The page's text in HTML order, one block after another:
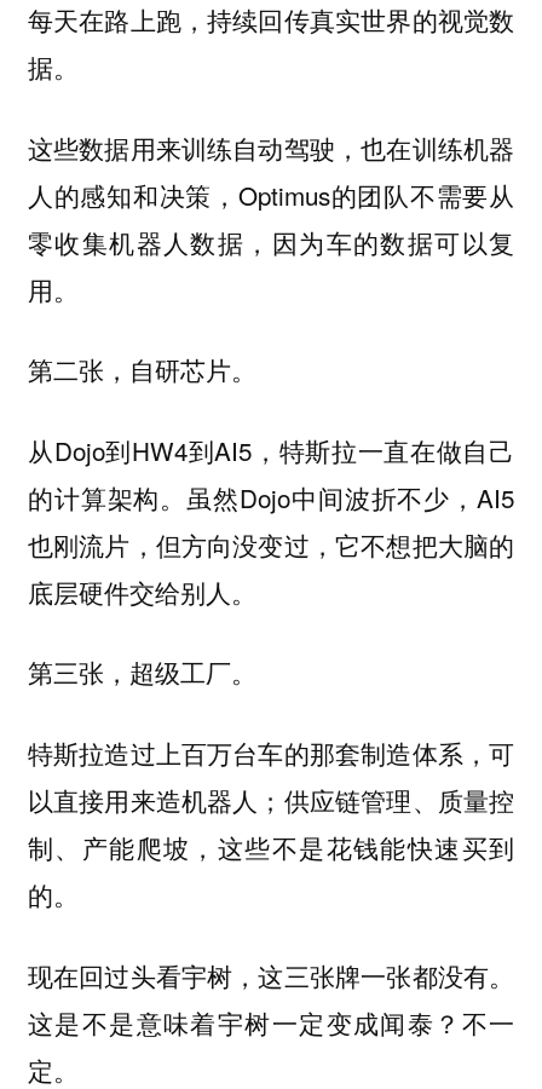
每天在路上跑，持续回传真实世界的视觉数
据。
这些数据用来训练自动驾驶，也在训练机器
人的感知和决策，Optimus的团队不需要从
零收集机器人数据，因为车的数据可以复
用。
第二张，自研芯片。
从Dojo到HW4到AI5，特斯拉一直在做自己
的计算架构。虽然Dojo中间波折不少，AI5
也刚流片，但方向没变过，它不想把大脑的
底层硬件交给别人。
第三张，超级工厂。
特斯拉造过上百万台车的那套制造体系，可
以直接用来造机器人；供应链管理、质量控
制、产能爬坡，这些不是花钱能快速买到
的。
现在回过头看宇树，这三张牌一张都没有。
这是不是意味着宇树一定变成闻泰？不一
定。